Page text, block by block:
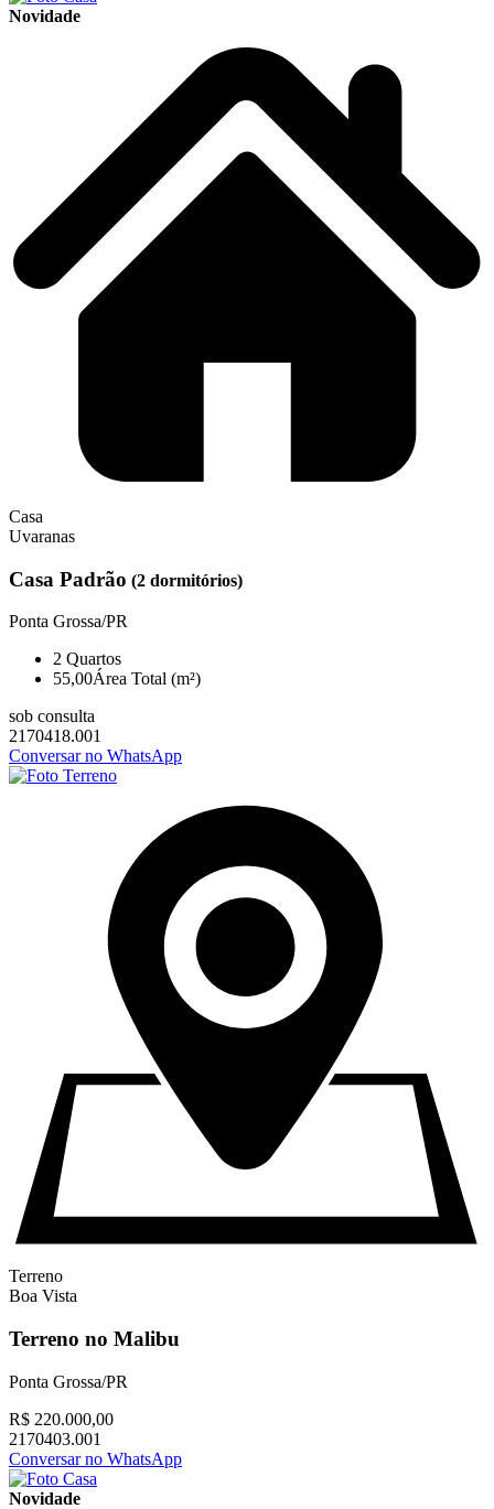
Novidade
Casa
Uvaranas
Casa Padrão (2 dormitórios)
Ponta Grossa/PR
2 Quartos
55,00Área Total (m²)
sob consulta
2170418.001
Conversar no WhatsApp
Terreno
Boa Vista
Terreno no Malibu
Ponta Grossa/PR
R$ 220.000,00
2170403.001
Conversar no WhatsApp
Novidade